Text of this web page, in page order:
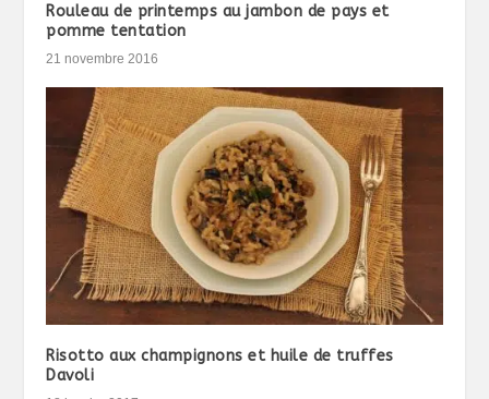
Rouleau de printemps au jambon de pays et
pomme tentation
21 novembre 2016
Risotto aux champignons et huile de truffes
Davoli